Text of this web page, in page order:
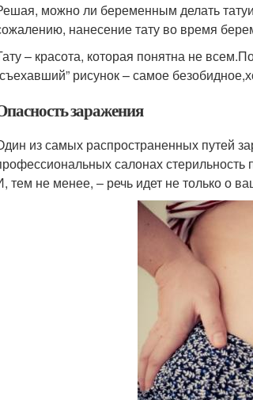
можно ли беременным делать
нанесение тату во время
– красота, которая понятна не
рисунок – самое
заражения
из самых распространенных путей
салонах
тем не менее, – речь идет не только о